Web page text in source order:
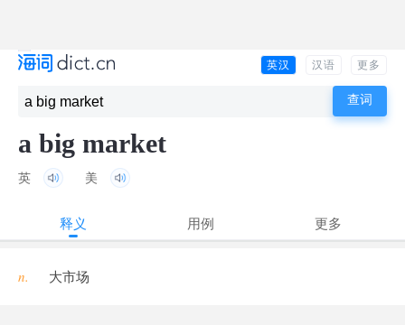
英汉 汉语 更多
a big market
英 美
释义 用例 更多
n. 大市场